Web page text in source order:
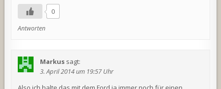
0
Antworten
Markus sagt:
3. April 2014 um 19:57 Uhr